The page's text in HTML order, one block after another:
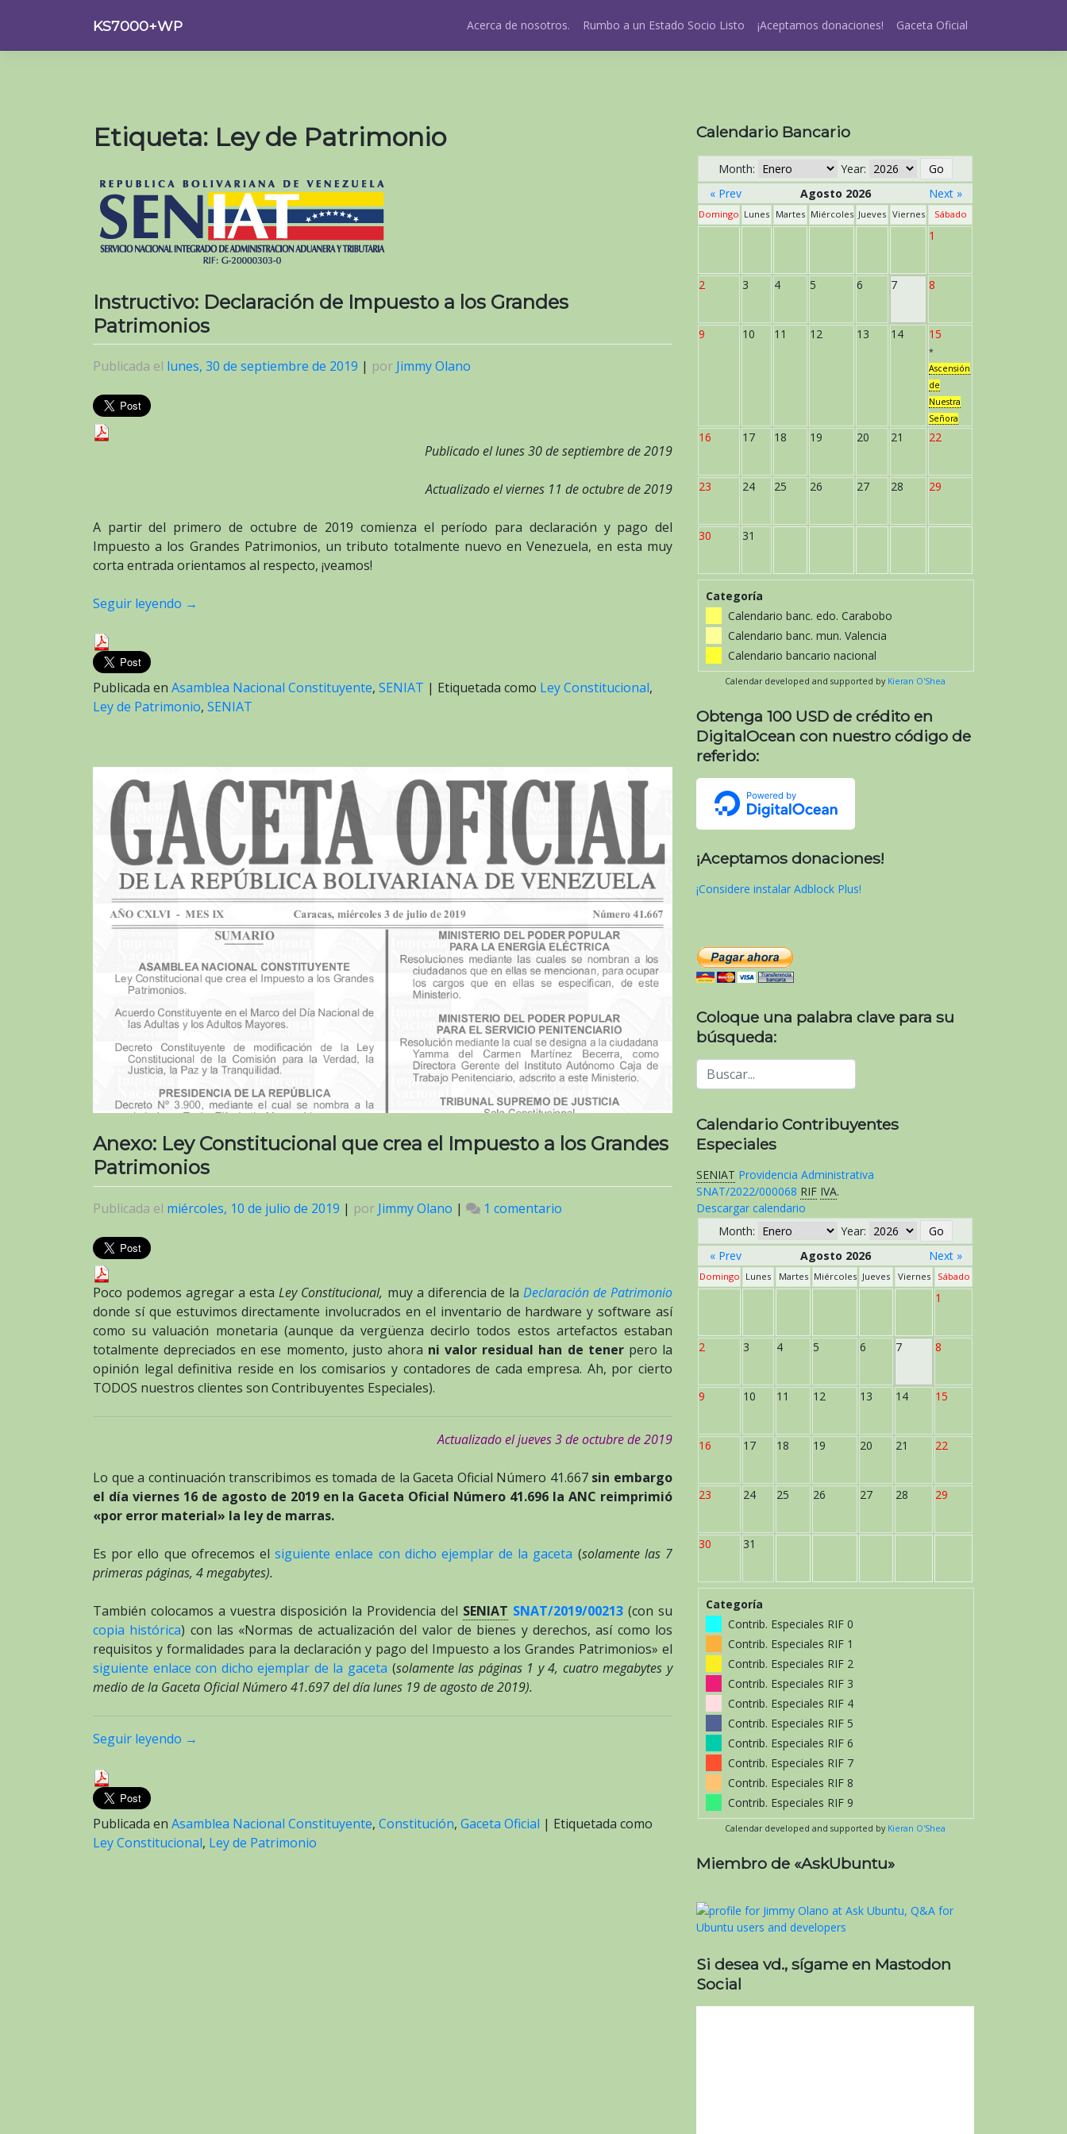
contenido
KS7000+WP Acerca de nosotros. Rumbo a un Estado Socio Listo ¡Aceptamos donaciones! Gaceta Oficial
Etiqueta: Ley de Patrimonio
Instructivo: Declaración de Impuesto a los Grandes
Patrimonios
Publicada el lunes, 30 de septiembre de 2019 | por Jimmy Olano
Publicado el lunes 30 de septiembre de 2019
Actualizado el viernes 11 de octubre de 2019
A partir del primero de octubre de 2019 comienza el período para declaración y pago del
Impuesto a los Grandes Patrimonios, un tributo totalmente nuevo en Venezuela, en esta muy
corta entrada orientamos al respecto, ¡veamos!
Seguir leyendo →
Publicada en Asamblea Nacional Constituyente, SENIAT | Etiquetada como Ley Constitucional,
Ley de Patrimonio, SENIAT
Anexo: Ley Constitucional que crea el Impuesto a los Grandes
Patrimonios
Publicada el miércoles, 10 de julio de 2019 | por Jimmy Olano | 1 comentario
que
crea
el
Impuesto
los
Poco podemos agregar a estaLey Constitucional, muy a diferencia de la Declaración de Patrimonio
donde sí que estuvimos directamente involucrados en el inventario de hardware y software así
como su valuación monetaria (aunque da vergüenza decirlo todos estos artefactos estaban
totalmente depreciados en ese momento, justo ahora ni valor residual han de tenerpero la
opinión legal definitiva reside en los comisarios y contadores de cada empresa. Ah, por cierto
TODOS nuestros clientes son Contribuyentes Especiales).
Actualizado el jueves 3 de octubre de 2019
Lo que a continuación transcribimos es tomada de la Gaceta Oficial Número 41.667 sin embargo
el día viernes 16 de agosto de 2019 en la Gaceta Oficial Número 41.696 la ANC reimprimió
«por error material» la ley de marras.
Es por ello que ofrecemos elsiguiente enlace con dicho ejemplar de la gaceta (solamente las 7
primeras páginas, 4 megabytes).
También colocamos a vuestra disposición la Providencia del SENIAT SNAT/2019/00213 (con su
copia histórica) con las «Normas de actualización del valor de bienes y derechos, así como los
requisitos y formalidades para la declaración y pago del Impuesto a los Grandes Patrimonios» el
siguiente enlace con dicho ejemplar de la gaceta (solamente las páginas 1 y 4, cuatro megabytes y
medio de la Gaceta Oficial Número 41.697 del día lunes 19 de agosto de 2019).
Seguir leyendo →
Publicada en Asamblea Nacional Constituyente, Constitución, Gaceta Oficial | Etiquetada como
Ley Constitucional, Ley de Patrimonio
Calendario Bancario
Month:
Year:
« Prev
Agosto 2026 Next »
Domingo Lunes Martes Miércoles Jueves Viernes Sábado
1
2 3 4 5 6 7 8
9 10 11 12 13 14 15
*
Ascensión
de
Nuestra
Señora
16 17 18 19 20 21 22
23 24 25 26 27 28 29
30 31
Categoría
Calendario banc. edo. Carabobo
Calendario banc. mun. Valencia
Calendario bancario nacional
Calendar developed and supported by Kieran O'Shea
Obtenga 100 USD de crédito en
DigitalOcean con nuestro código de
referido:
¡Aceptamos donaciones!
¡Considere instalar Adblock Plus!
Coloque una palabra clave para su
búsqueda:
Calendario Contribuyentes
Especiales
SENIAT Providencia Administrativa
SNAT/2022/000068 RIF IVA.
Descargar calendario
Month:
Year:
« Prev
Agosto 2026 Next »
Domingo Lunes Martes Miércoles Jueves Viernes Sábado
1
2 3 4 5 6 7 8
9 10 11 12 13 14 15
16 17 18 19 20 21 22
23 24 25 26 27 28 29
30 31
Categoría
Contrib. Especiales RIF 0
Contrib. Especiales RIF 1
Contrib. Especiales RIF 2
Contrib. Especiales RIF 3
Contrib. Especiales RIF 4
Contrib. Especiales RIF 5
Contrib. Especiales RIF 6
Contrib. Especiales RIF 7
Contrib. Especiales RIF 8
Contrib. Especiales RIF 9
Calendar developed and supported by Kieran O'Shea
Miembro de «AskUbuntu»
Si desea vd., sígame en Mastodon
Social